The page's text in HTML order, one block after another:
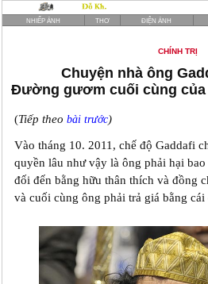
NHIẾP ẢNH THƠ ĐIỆN ẢNH
CHÍNH TRỊ
Chuyện nhà ông
Đường gươm cuối cùng của
(Tiếp theo bài trước)
Vào tháng 10. 2011, chế độ Gaddafi
quyền lâu như vậy là ông phải hại
đối đến bằng hữu thân thích và đồng
và cuối cùng ông phải trả giá bằng cái